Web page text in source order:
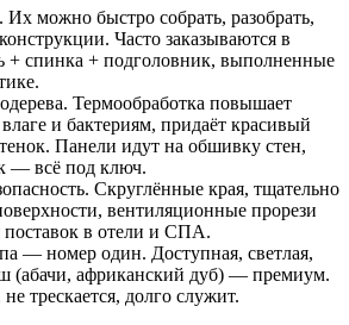
можно быстро собрать, разобрать,
Часто заказываются в
+ спинка + подголовник, выполненные
Термообработка повышает
и бактериям, придаёт красивый
Панели идут на обшивку стен,
— всё под ключ.
Скруглённые края, тщательно
вентиляционные прорези
поставок в отели и СПА.
— номер один. Доступная, светлая,
(абачи, африканский дуб) — премиум.
трескается, долго служит.